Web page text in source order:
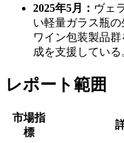
2025年5月： ヴェ
い軽量ガラス瓶
ワイン包装製品
成を支援している
レポート範囲
市場指
標